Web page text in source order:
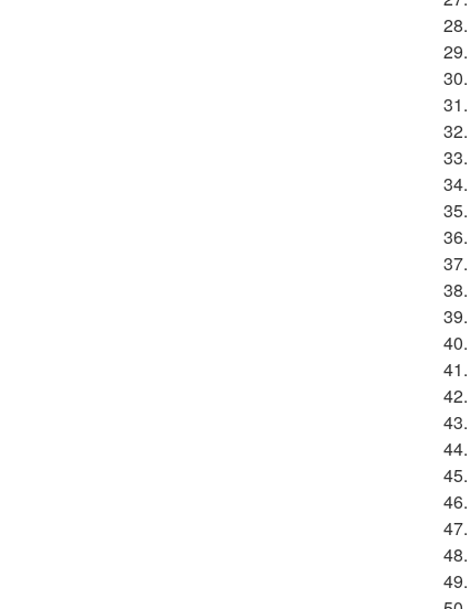
28.
29.
30.
31.
32.
33.
34.
35.
36.
37.
38.
39.
40.
41.
42.
43.
44.
45.
46.
47.
48.
49.